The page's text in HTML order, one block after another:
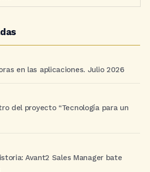
en las aplicaciones. Julio 2026
del proyecto “Tecnología para un
Avant2 Sales Manager bate